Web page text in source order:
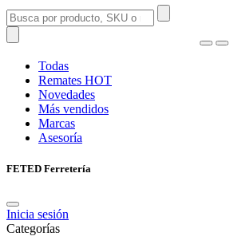
Todas
Remates HOT
Novedades
Más vendidos
Marcas
Asesoría
FETED Ferretería
Inicia sesión
Categorías